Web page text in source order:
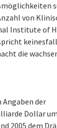
von
Institute of
die
Angaben der
Dollar
2005 dem